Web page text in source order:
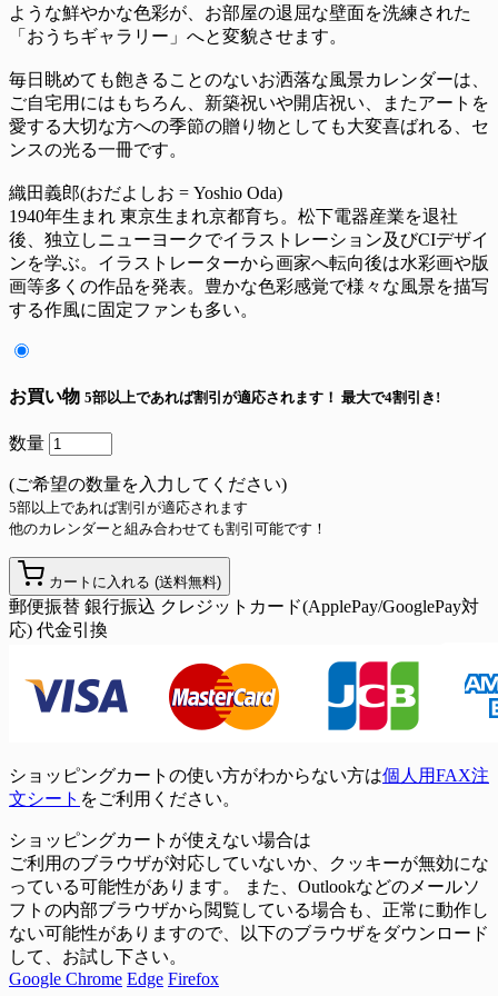
ような鮮やかな色彩が、お部屋の退屈な壁面を洗練された
「おうちギャラリー」へと変貌させます。
毎日眺めても飽きることのないお洒落な風景カレンダーは、
ご自宅用にはもちろん、新築祝いや開店祝い、またアートを
愛する大切な方への季節の贈り物としても大変喜ばれる、セ
ンスの光る一冊です。
織田義郎(おだよしお = Yoshio Oda)
1940年生まれ 東京生まれ京都育ち。松下電器産業を退社
後、独立しニューヨークでイラストレーション及びCIデザイ
ンを学ぶ。イラストレーターから画家へ転向後は水彩画や版
画等多くの作品を発表。豊かな色彩感覚で様々な風景を描写
する作風に固定ファンも多い。
お買い物 5部以上であれば割引が適応されます！ 最大で4割引き!
数量
(ご希望の数量を入力してください)
5部以上であれば割引が適応されます
他のカレンダーと組み合わせても割引可能です！
カートに入れる (送料無料)
郵便振替 銀行振込 クレジットカード(ApplePay/GooglePay対
応) 代金引換
ショッピングカートの使い方がわからない方は個人用FAX注
文シート をご利用ください。
ショッピングカートが使えない場合は
ご利用のブラウザが対応していないか、クッキーが無効にな
っている可能性があります。 また、Outlookなどのメールソ
フトの内部ブラウザから閲覧している場合も、正常に動作し
ない可能性がありますので、以下のブラウザをダウンロード
して、お試し下さい。
Google Chrome Edge Firefox